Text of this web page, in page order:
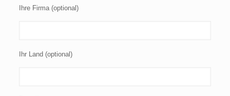
Ihre Firma (optional)
Ihr Land (optional)